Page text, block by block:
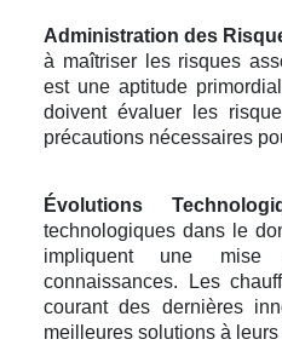
Administration des
à maîtriser les risques
est une aptitude
doivent évaluer les
précautions nécessaires
Évolutions
technologiques dans le
impliquent une
connaissances. Les
courant des dernières
meilleures solutions à leurs